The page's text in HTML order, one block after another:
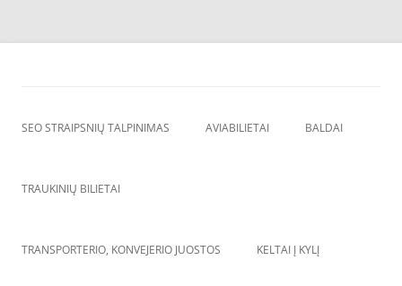
Skip
SEO STRAIPSNIŲ TALPINIMAS AVIABILIETAI BALDAI
TRAUKINIŲ BILIETAI
TRANSPORTERIO, KONVEJERIO JUOSTOS KELTAI Į KYLĮ